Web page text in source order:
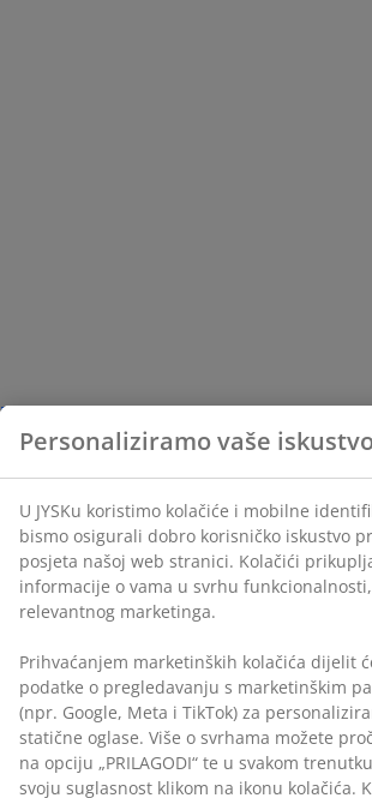
Personaliziramo vaše
U JYSKu koristimo kolačiće i mobilne
bismo osigurali dobro korisničko iskustvo
posjeta našoj web stranici. Kolačići
informacije o vama u svrhu
relevantnog marketinga.
Prihvaćanjem marketinških kolačića dijelit
podatke o pregledavanju s marketinškim
(npr. Google, Meta i TikTok) za
statične oglase. Više o svrhama možete
na opciju „PRILAGODI“ te u svakom
svoju suglasnost klikom na ikonu kolačića.